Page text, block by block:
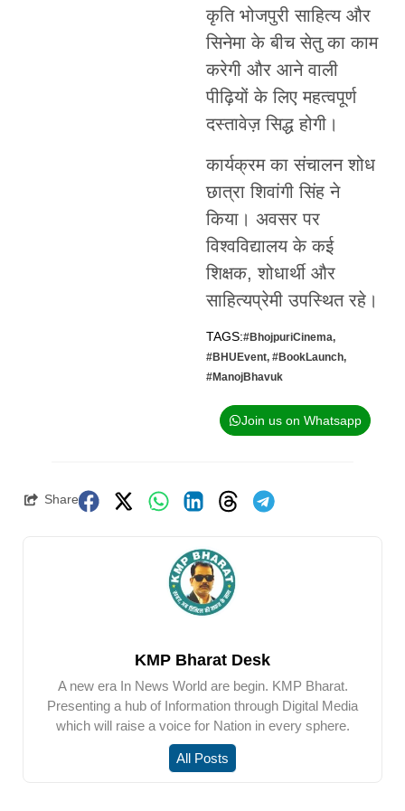
कृति भोजपुरी साहित्य और
सिनेमा के बीच सेतु का काम
करेगी और आने वाली
पीढ़ियों के लिए महत्वपूर्ण
दस्तावेज़ सिद्ध होगी।
कार्यक्रम का संचालन शोध
छात्रा शिवांगी सिंह ने
किया। अवसर पर
विश्वविद्यालय के कई
शिक्षक, शोधार्थी और
साहित्यप्रेमी उपस्थित रहे।
TAGS:#BhojpuriCinema,
#BHUEvent, #BookLaunch,
#ManojBhavuk
Join us on Whatsapp
Share
KMP Bharat Desk
A new era In News World are begin. KMP Bharat.
Presenting a hub of Information through Digital Media
which will raise a voice for Nation in every sphere.
All Posts